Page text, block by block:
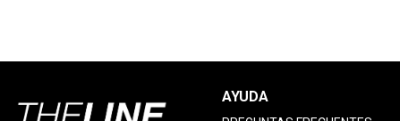
AYUDA